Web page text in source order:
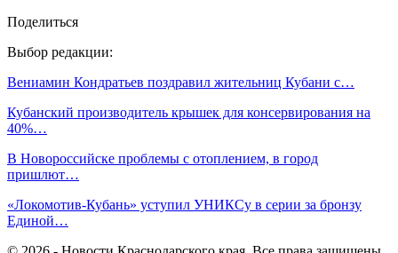
Поделиться
Выбор редакции:
Вениамин Кондратьев поздравил жительниц Кубани с…
Кубанский производитель крышек для консервирования на
40%…
В Новороссийске проблемы с отоплением, в город
пришлют…
«Локомотив-Кубань» уступил УНИКСу в серии за бронзу
Единой…